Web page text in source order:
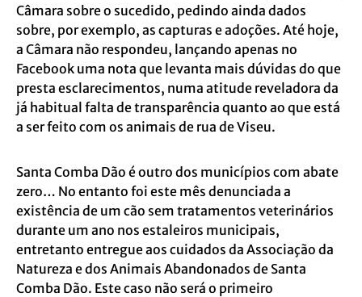
Câmara sobre o sucedido, pedindo ainda dados
sobre, por exemplo, as capturas e adoções. Até hoje,
a Câmara não respondeu, lançando apenas no
Facebook uma nota que levanta mais dúvidas do que
presta esclarecimentos, numa atitude reveladora da
já habitual falta de transparência quanto ao que está
a ser feito com os animais de rua de Viseu.
Santa Comba Dão é outro dos municípios com abate
zero… No entanto foi este mês denunciada a
existência de um cão sem tratamentos veterinários
durante um ano nos estaleiros municipais,
entretanto entregue aos cuidados da Associação da
Natureza e dos Animais Abandonados de Santa
Comba Dão. Este caso não será o primeiro